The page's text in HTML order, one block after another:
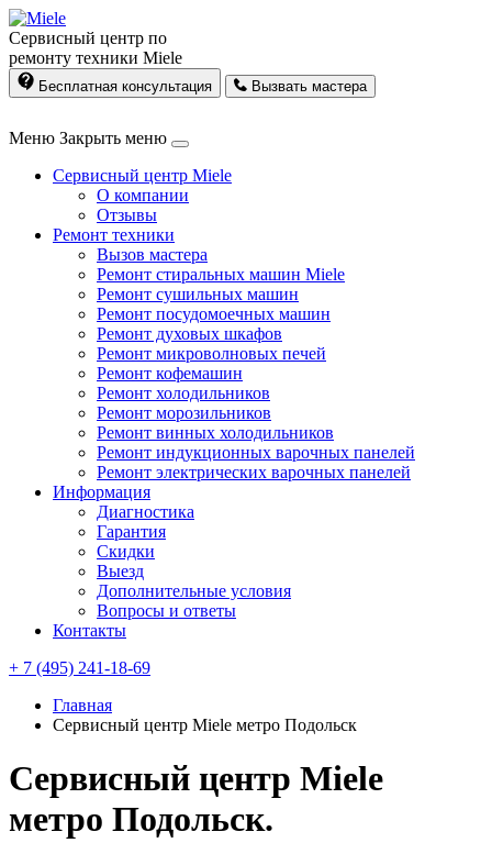
Сервисный центр по
ремонту техники Miele
Бесплатная консультация Вызвать мастера
Меню Закрыть меню
Сервисный центр Miele
О компании
Отзывы
Ремонт техники
Вызов мастера
Ремонт стиральных машин Miele
Ремонт сушильных машин
Ремонт посудомоечных машин
Ремонт духовых шкафов
Ремонт микроволновых печей
Ремонт кофемашин
Ремонт холодильников
Ремонт морозильников
Ремонт винных холодильников
Ремонт индукционных варочных панелей
Ремонт электрических варочных панелей
Информация
Диагностика
Гарантия
Скидки
Выезд
Дополнительные условия
Вопросы и ответы
Контакты
+ 7 (495) 241-18-69
Главная
Сервисный центр Miele метро Подольск
Сервисный центр Miele
метро Подольск.